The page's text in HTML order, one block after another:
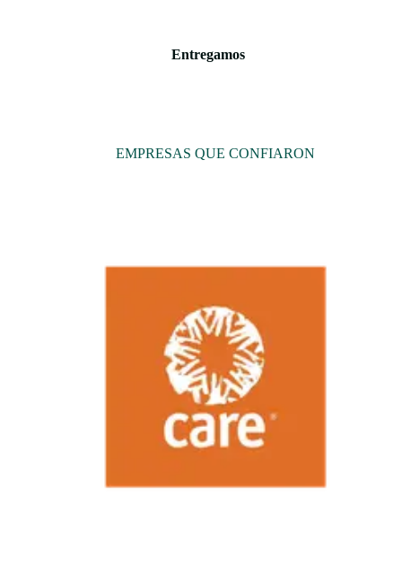
Entregamos
EMPRESAS QUE CONFIARON